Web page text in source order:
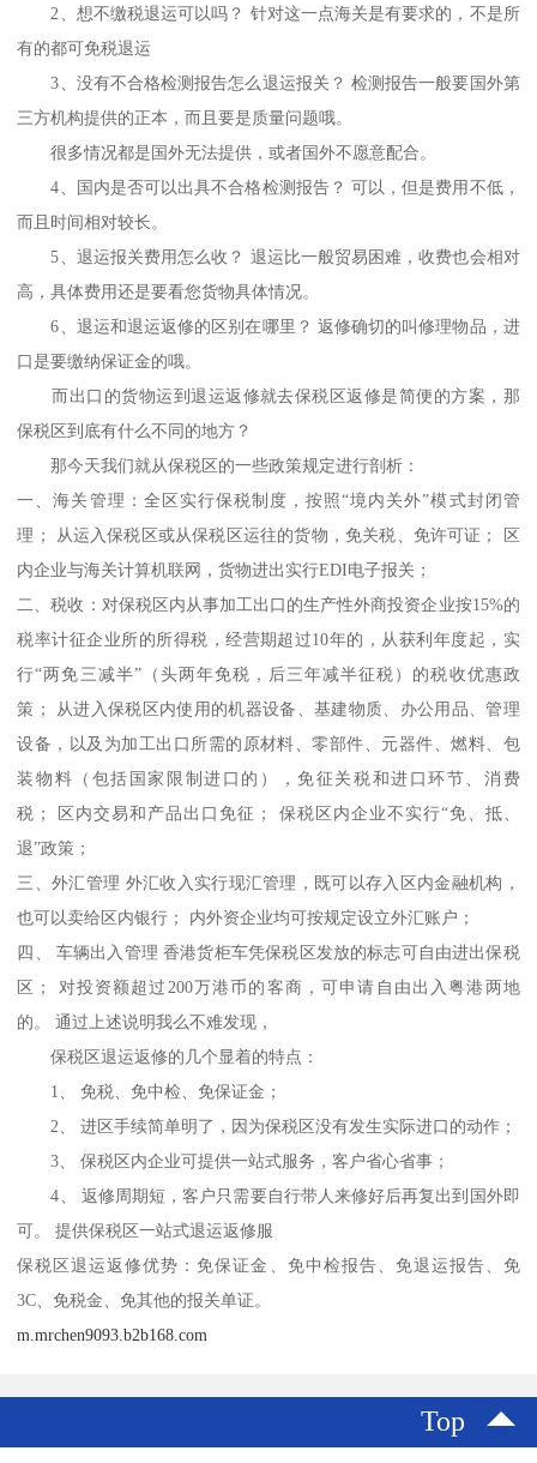
2、想不缴税退运可以吗？ 针对这一点海关是有要求的，不是所
有的都可免税退运
3、没有不合格检测报告怎么退运报关？ 检测报告一般要国外第
三方机构提供的正本，而且要是质量问题哦。
很多情况都是国外无法提供，或者国外不愿意配合。
4、国内是否可以出具不合格检测报告？ 可以，但是费用不低，
而且时间相对较长。
5、退运报关费用怎么收？ 退运比一般贸易困难，收费也会相对
高，具体费用还是要看您货物具体情况。
6、退运和退运返修的区别在哪里？ 返修确切的叫修理物品，进
口是要缴纳保证金的哦。
而出口的货物运到退运返修就去保税区返修是简便的方案，那
保税区到底有什么不同的地方？
那今天我们就从保税区的一些政策规定进行剖析：
一、海关管理：全区实行保税制度，按照“境内关外”模式封闭管
理； 从运入保税区或从保税区运往的货物，免关税、免许可证； 区
内企业与海关计算机联网，货物进出实行EDI电子报关；
二、税收：对保税区内从事加工出口的生产性外商投资企业按15%的
税率计征企业所的所得税，经营期超过10年的，从获利年度起，实
行“两免三减半”（头两年免税，后三年减半征税）的税收优惠政
策； 从进入保税区内使用的机器设备、基建物质、办公用品、管理
设备，以及为加工出口所需的原材料、零部件、元器件、燃料、包
装物料（包括国家限制进口的），免征关税和进口环节、消费
税； 区内交易和产品出口免征； 保税区内企业不实行“免、抵、
退”政策；
三、外汇管理 外汇收入实行现汇管理，既可以存入区内金融机构，
也可以卖给区内银行； 内外资企业均可按规定设立外汇账户；
四、 车辆出入管理 香港货柜车凭保税区发放的标志可自由进出保税
区； 对投资额超过200万港币的客商，可申请自由出入粤港两地
的。 通过上述说明我么不难发现，
保税区退运返修的几个显着的特点：
1、 免税、免中检、免保证金；
2、 进区手续简单明了，因为保税区没有发生实际进口的动作；
3、 保税区内企业可提供一站式服务，客户省心省事；
4、 返修周期短，客户只需要自行带人来修好后再复出到国外即
可。 提供保税区一站式退运返修服
保税区退运返修优势：免保证金、免中检报告、免退运报告、免
3C、免税金、免其他的报关单证。
m.mrchen9093.b2b168.com
Top